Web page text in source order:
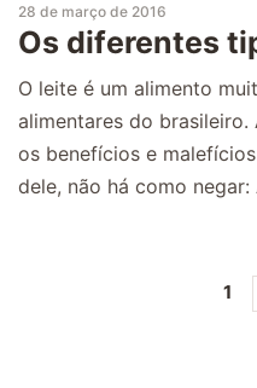
28 de março de 2016
Os diferentes
O leite é um alimento
alimentares do brasileiro.
os benefícios e
dele, não há como negar:
1